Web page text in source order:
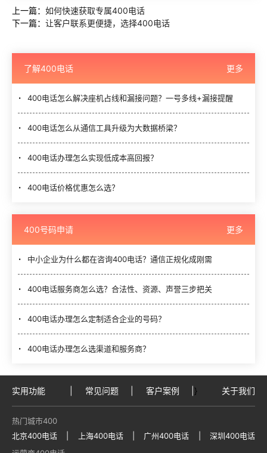
上一篇： 如何快速获取专属400电话
下一篇： 让客户联系更便捷，选择400电话
了解400电话 更多
400电话怎么解决座机占线和漏接问题？一号多线+漏接提醒
400电话怎么从通信工具升级为大数据桥梁？
400电话办理怎么实现低成本高回报？
400电话价格优惠怎么选？
400号码申请 更多
中小企业为什么都在咨询400电话？通信正规化成刚需
400电话服务商怎么选？合法性、资源、声誉三步把关
400电话办理怎么定制适合企业的号码？
400电话办理怎么选渠道和服务商？
实用功能 常见问题 客户案例 } 关于我们
热门城市400
北京400电话
上海400电话 广州400电话
深圳400电话